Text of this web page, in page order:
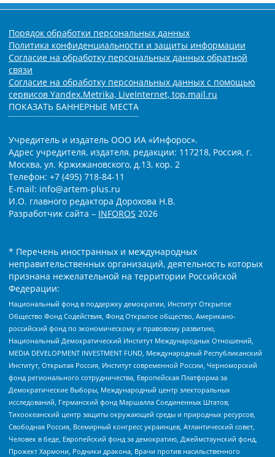
Порядок обработки персональных данных
Политика конфиденциальности и защиты информации
Согласие на обработку персональных данных обратной
связи
Согласие на обработку персональных данных с помощью
сервисов Yandex.Metrika, LiveInternet, top.mail.ru
ПОКАЗАТЬ БАННЕРНЫЕ МЕСТА
Учредитель и издатель ООО ИА «Инфорос».
Адрес учредителя, издателя, редакции: 117218, Россия, г.
Москва, ул. Кржижановского, д.13, кор. 2
Телефон: +7 (495) 718-84-11
E-mail: info@artem-plus.ru
И.О. главного редактора Дорохова Н.В.
Разработчик сайта – INFOROS 2026
* Перечень иностранных и международных
неправительственных организаций, деятельность которых
признана нежелательной на территории Российской
Федерации:
Национальный фонд в поддержку демократии, Институт Открытое
Общество Фонд Содействия, Фонд Открытое общество, Американо-
российский фонд по экономическому и правовому развитию,
Национальный Демократический Институт Международных Отношений,
MEDIA DEVELOPMENT INVESTMENT FUND, Международный Республиканский
Институт, Открытая Россия, Институт современной России, Черноморский
фонд регионального сотрудничества, Европейская Платформа за
Демократические Выборы, Международный центр электоральных
исследований, Германский фонд Маршалла Соединенных Штатов,
Тихоокеанский центр защиты окружающей среды и природных ресурсов,
Свободная Россия, Всемирный конгресс украинцев, Атлантический совет,
Человек в беде, Европейский фонд за демократию, Джеймстаунский фонд,
Прожект Хармони, Родники дракона, Врачи против насильственного